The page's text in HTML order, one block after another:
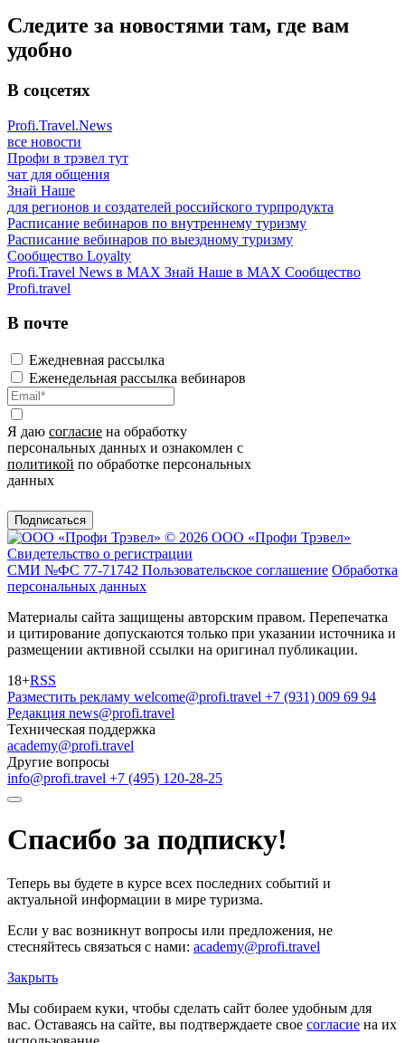
Следите за новостями там, где вам
удобно
В соцсетях
Profi.Travel.News
все новости
Профи в трэвел тут
чат для общения
Знай Наше
для регионов и создателей российского турпродукта
Расписание вебинаров по внутреннему туризму
Расписание вебинаров по выездному туризму
Сообщество Loyalty
Profi.Travel News в MAX Знай Наше в MAX Сообщество
Profi.travel
В почте
Ежедневная рассылка
Еженедельная рассылка вебинаров
Я даю согласие на обработку
персональных данных и ознакомлен с
политикой по обработке персональных
данных
Подписаться
© 2026 ООО «Профи Трэвeл»
Свидетельство о регистрации
СМИ №ФС 77-71742 Пользовательское соглашение Обработка
персональных данных
Материалы сайта защищены авторским правом. Перепечатка
и цитирование допускаются только при указании источника и
размещении активной ссылки на оригинал публикации.
18+RSS
Разместить рекламу welcome@profi.travel +7 (931) 009 69 94
Редакция news@profi.travel
Техническая поддержка
academy@profi.travel
Другие вопросы
info@profi.travel +7 (495) 120-28-25
Спасибо за подписку!
Теперь вы будете в курсе всех последних событий и
актуальной информации в мире туризма.
Если у вас возникнут вопросы или предложения, не
стесняйтесь связаться с нами: academy@profi.travel
Закрыть
Мы собираем куки, чтобы сделать сайт более удобным для
вас. Оставаясь на сайте, вы подтверждаете свое согласие на их